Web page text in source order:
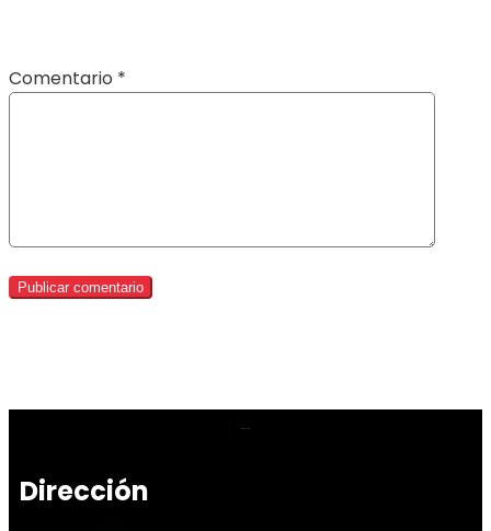
Comentario *
Dirección